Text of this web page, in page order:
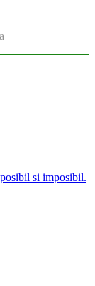
si imposibil.